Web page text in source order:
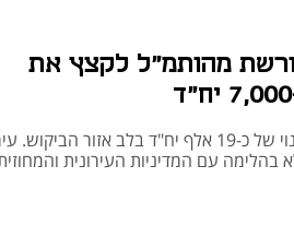
מהותמ"ל לקצץ את
התוכנית, ביוזמת רמ"י מציעה בינוי של כ-19 אלף יח"ד בלב אזור
עם המדיניות העירונית